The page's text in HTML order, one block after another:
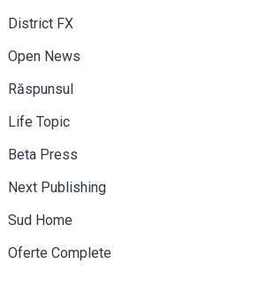
District FX
Open News
Răspunsul
Life Topic
Beta Press
Next Publishing
Sud Home
Oferte Complete